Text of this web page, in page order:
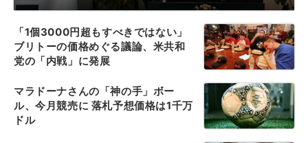
「1個3000円超もすべきではない」
ブリトーの価格めぐる議論、米共和
党の「内戦」に発展
マラドーナさんの「神の手」ボー
ル、今月競売に 落札予想価格は1千万
ドル